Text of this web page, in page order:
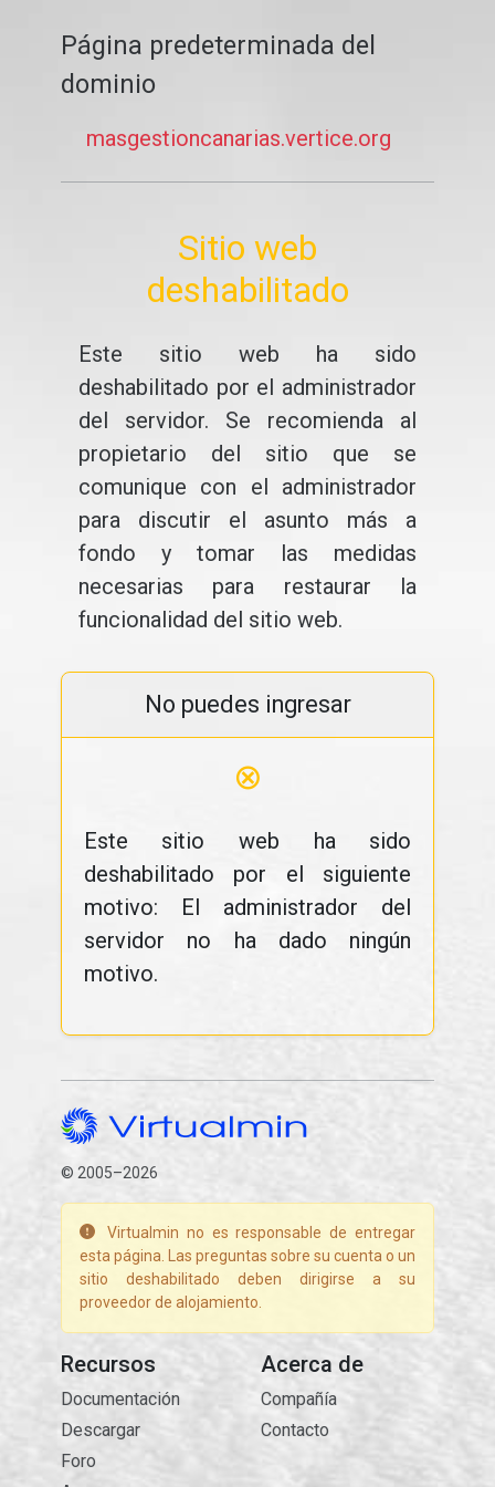
Página predeterminada del
dominio
masgestioncanarias.vertice.org
Sitio web
deshabilitado
Este sitio web ha sido
deshabilitado por el administrador
del servidor. Se recomienda al
propietario del sitio que se
comunique con el administrador
para discutir el asunto más a
fondo y tomar las medidas
necesarias para restaurar la
funcionalidad del sitio web.
No puedes ingresar
⊗
Este sitio web ha sido
deshabilitado por el siguiente
motivo: El administrador del
servidor no ha dado ningún
motivo.
© 2005–2026
Virtualmin no es responsable de entregar
esta página. Las preguntas sobre su cuenta o un
sitio deshabilitado deben dirigirse a su
proveedor de alojamiento.
Recursos
Documentación
Descargar
Foro
Acerca de
Compañía
Contacto